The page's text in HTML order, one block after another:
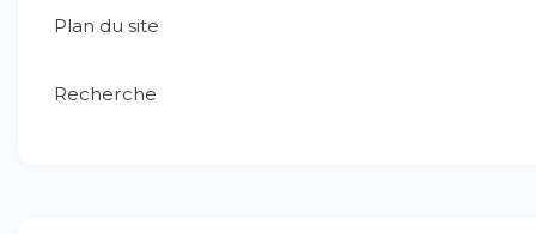
Plan du site
Recherche